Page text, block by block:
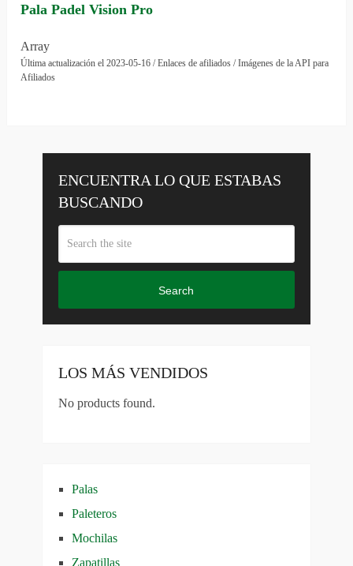
Pala Padel Vision Pro
Array
Última actualización el 2023-05-16 / Enlaces de afiliados / Imágenes de la API para
Afiliados
ENCUENTRA LO QUE ESTABAS
BUSCANDO
Search
LOS MÁS VENDIDOS
No products found.
Palas
Paleteros
Mochilas
Zapatillas